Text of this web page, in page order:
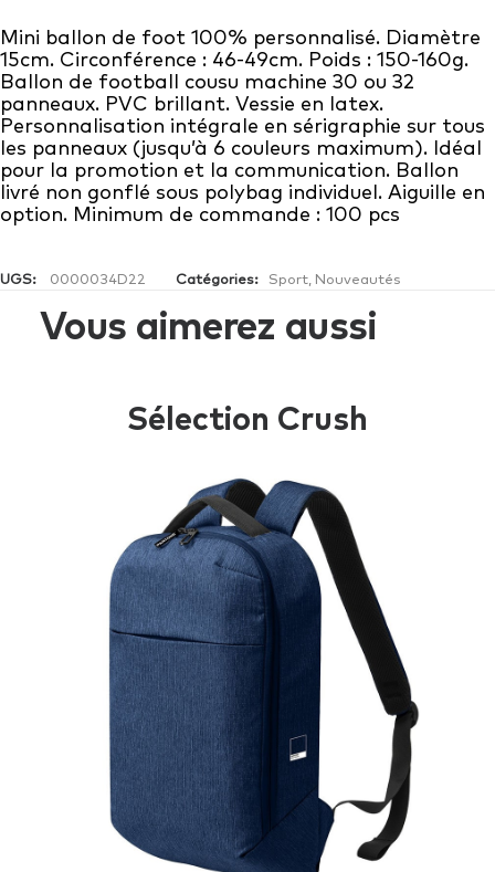
BUSINESS
Mini ballon de foot 100% personnalisé. Diamètre
15cm. Circonférence : 46-49cm. Poids : 150-160g.
Ballon de football cousu machine 30 ou 32
panneaux. PVC brillant. Vessie en latex.
Personnalisation intégrale en sérigraphie sur tous
les panneaux (jusqu’à 6 couleurs maximum). Idéal
pour la promotion et la communication. Ballon
livré non gonflé sous polybag individuel. Aiguille en
option. Minimum de commande : 100 pcs
UGS: 0000034D22 Catégories: Sport Nouveautés
Vous aimerez aussi
Sélection Crush